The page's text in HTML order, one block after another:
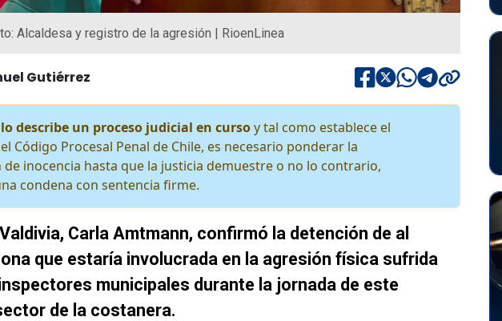
Alcaldesa y registro de la agresión | RioenLinea
Gutiérrez
describe un proceso judicial en cursoy tal como establece el
Código Procesal Penal de Chile, es necesario ponderar la
inocencia hasta que la justicia demuestre o no lo contrario,
condena con sentencia firme.
Carla Amtmann, confirmó la detención de al
que estaría involucrada en la agresión física sufrida
municipales durante la jornada de este
de la costanera.